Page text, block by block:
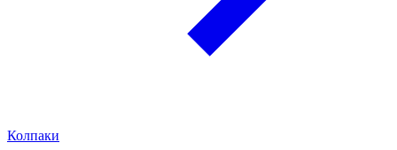
Колпаки